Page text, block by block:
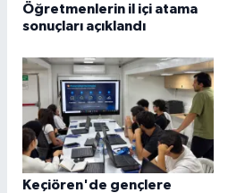
Öğretmenlerin il içi atama
sonuçları açıklandı
Keçiören'de gençlere